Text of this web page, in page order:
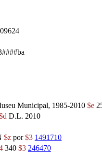
Municipal, 1985-2010 $e
D.L. 2010
$z por$3 1491710
340 $3 246470